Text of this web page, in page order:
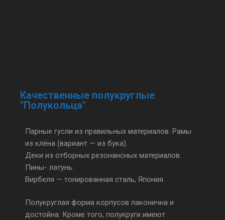
Качественные полукруглые
"Полукольца"
Парные гусли из правильных материалов. Рамы
из клёна (вариант — из бука).
Деки из отборных резонансных материалов.
Пины- латунь.
Вирбеля — тонированная сталь, Япония.
Полукруглая форма корпусов лаконична и
достойна. Кроме того, полукруги имеют